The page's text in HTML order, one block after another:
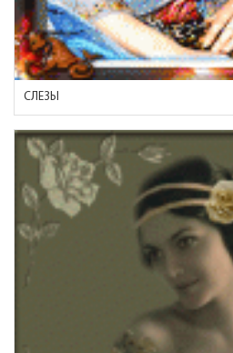
СЛЕЗЫ